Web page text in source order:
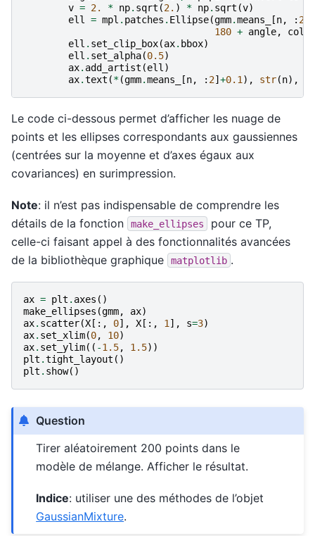
v = 2. * np. sqrt (2. ) * np. sqrt (v)
ell = mpl . patches . Ellipse(gmm.means_ [n, : 2
180 + angle,
color
ell . set_clip_box(ax. bbox)
ell . set_alpha(0.5)
ax. add_artist (ell)
ax.text (*(gmm.means_ [n, : 2] +0.1), str(n),
Le code ci-dessous permet d’afficher les nuage de
points et les ellipses correspondants aux gaussiennes
(centrées sur la moyenne et d’axes égaux aux
covariances) en surimpression.
Note: il n’est pas indispensable de comprendre les
détails de la fonction
make_ellipses
pour ce TP,
celle-ci faisant appel à des fonctionnalités avancées
de la bibliothèque graphique
matplotlib .
ax = plt . axes ()
make_ellipses (gmm, ax)
ax. scatter(X [:, 0], X [:, 1 ], s=3)
ax. set_xlim(0, 10)
ax. set_ylim(( -1.5, 1.5))
plt .tight_layout ()
plt . show()
Question
Tirer aléatoirement 200 points dans le
modèle de mélange. Afficher le résultat.
Indice: utiliser une des méthodes de l’objet
GaussianMixture.